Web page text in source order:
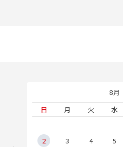
8月
日
月 火 水
2
3 4 5